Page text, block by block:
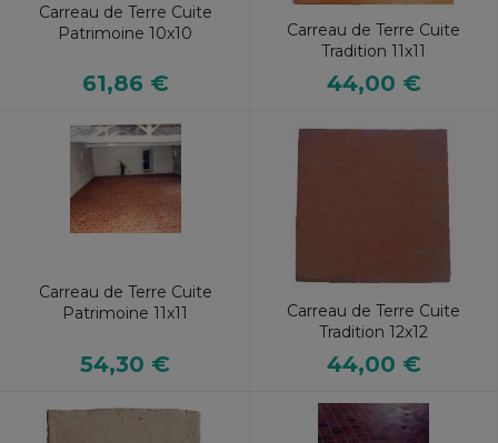
Carreau de Terre Cuite
Patrimoine 10x10
61,86 €
Carreau de Terre Cuite
Tradition 11x11
44,00 €
Carreau de Terre Cuite
Patrimoine 11x11
54,30 €
Carreau de Terre Cuite
Tradition 12x12
44,00 €